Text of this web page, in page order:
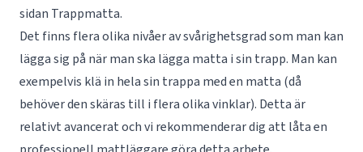
sidan Trappmatta.
Det finns flera olika nivåer av svårighetsgrad som man kan
lägga sig på när man ska lägga matta i sin trapp. Man kan
exempelvis klä in hela sin trappa med en matta (då
behöver den skäras till i flera olika vinklar). Detta är
relativt avancerat och vi rekommenderar dig att låta en